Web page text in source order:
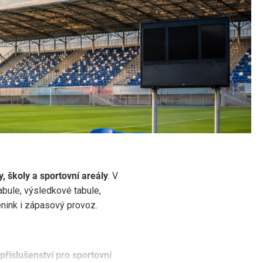
školy a sportovní areály. V
výsledkové tabule,
i zápasový provoz.
pro sportovní